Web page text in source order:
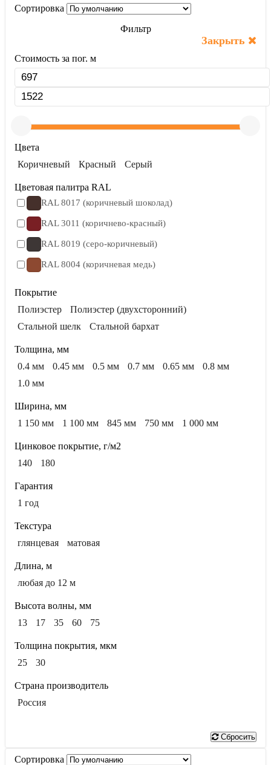
Сортировка
Фильтр
Закрыть
Стоимость за пог. м
Цвета
Коричневый
Красный Серый
Цветовая палитра RAL
RAL 8017 (коричневый шоколад)
RAL 3011 (коричнево-красный)
RAL 8019 (серо-коричневый)
RAL 8004 (коричневая медь)
Покрытие
Полиэстер
Полиэстер (двухсторонний)
Стальной шелк
Стальной бархат
Толщина, мм
0.4 мм
0.45 мм 0.5 мм 0.7 мм 0.65 мм
0.8 мм
1.0 мм
Ширина, мм
1 150 мм
1 100 мм 845 мм 750 мм 1 000 мм
Цинковое покрытие, г/м2
140
180
Гарантия
1 год
Текстура
глянцевая
матовая
Длина, м
любая до 12 м
Высота волны, мм
13
17 35 60 75
Толщина покрытия, мкм
25
30
Страна производитель
Россия
Сбросить
Сортировка